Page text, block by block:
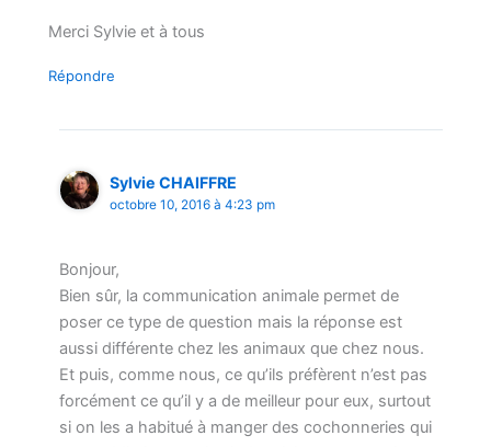
Merci Sylvie et à tous
Répondre
Sylvie CHAIFFRE
octobre 10, 2016 à 4:23 pm
Bonjour,
Bien sûr, la communication animale permet de
poser ce type de question mais la réponse est
aussi différente chez les animaux que chez nous.
Et puis, comme nous, ce qu’ils préfèrent n’est pas
forcément ce qu’il y a de meilleur pour eux, surtout
si on les a habitué à manger des cochonneries qui